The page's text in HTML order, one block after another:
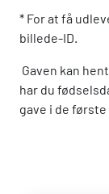
* For at få
billede-ID.
Gaven kan
har du
gave i de første